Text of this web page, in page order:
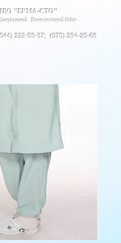
222-53-37;(073) 294-25-68
"ЕКМА-СТО"
Технологічний Одяг